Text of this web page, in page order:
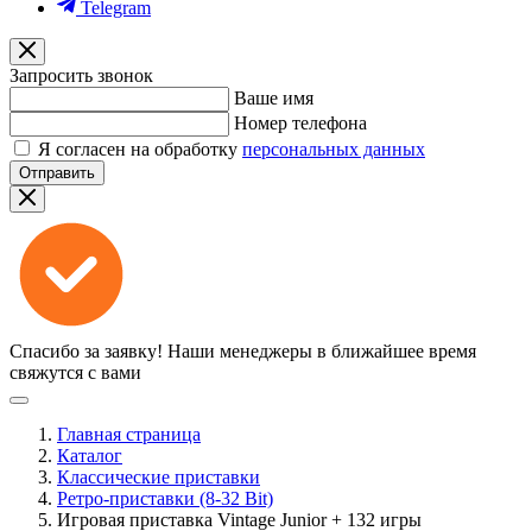
Telegram
Запросить звонок
Ваше имя
Номер телефона
Я согласен на обработку персональных данных
Отправить
Спасибо за заявку! Наши менеджеры в ближайшее время
свяжутся с вами
Главная страница
Каталог
Классические приставки
Ретро-приставки (8-32 Bit)
Игровая приставка Vintage Junior + 132 игры